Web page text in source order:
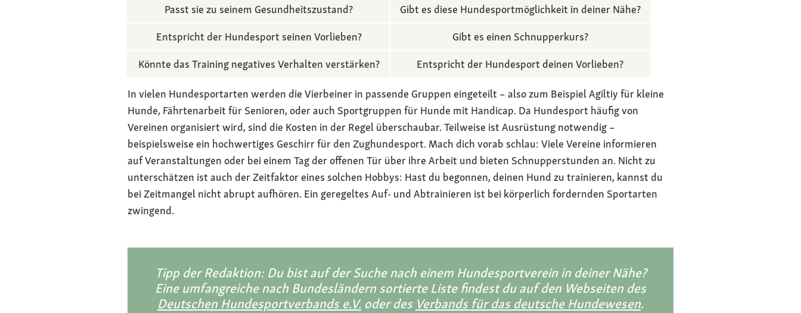
Passt sie zu seinem Gesundheitszustand?
Gibt es diese Hundesportmöglichkeit in deiner Nähe?
Entspricht der Hundesport seinen Vorlieben?
Gibt es einen Schnupperkurs?
Könnte das Training negatives Verhalten verstärken?
Entspricht der Hundesport deinen Vorlieben?
In vielen Hundesportarten werden die Vierbeiner in passende Gruppen eingeteilt – also zum Beispiel Agiltiy für kleine
Hunde, Fährtenarbeit für Senioren, oder auch Sportgruppen für Hunde mit Handicap. Da Hundesport häufig von
Vereinen organisiert wird, sind die Kosten in der Regel überschaubar. Teilweise ist Ausrüstung notwendig –
beispielsweise ein hochwertiges Geschirr für den Zughundesport. Mach dich vorab schlau: Viele Vereine informieren
auf Veranstaltungen oder bei einem Tag der offenen Tür über ihre Arbeit und bieten Schnupperstunden an. Nicht zu
unterschätzen ist auch der Zeitfaktor eines solchen Hobbys: Hast du begonnen, deinen Hund zu trainieren, kannst du
bei Zeitmangel nicht abrupt aufhören. Ein geregeltes Auf- und Abtrainieren ist bei körperlich fordernden Sportarten
zwingend.
Tipp der Redaktion: Du bist auf der Suche nach einem Hundesportverein in deiner Nähe?
Eine umfangreiche nach Bundesländern sortierte Liste findest du auf den Webseiten des
Deutschen Hundesportverbands e.V. oder des Verbands für das deutsche Hundewesen.